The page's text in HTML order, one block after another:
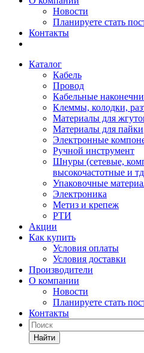
Новости
Планируете стать
Контакты
Каталог
Кабель
Провод
Кабельные
Клеммы, колодки,
Материалы для
Материалы для пайки
Электронные
Ручной инструмент
Шнуры (сетевые,
высокочастотные и
Упаковочные
Электроника
Метиз и крепеж
РТИ
Акции
Как купить
Условия оплаты
Условия доставки
Производители
О компании
Новости
Планируете стать
Контакты
Найти